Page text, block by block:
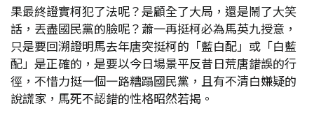
果最終證實柯犯了法呢？是顧全了大局，還是鬧了大笑
話，丟盡國民黨的臉呢？蕭一再挺柯必為馬英九授意，
只是要回溯證明馬去年唐突挺柯的「藍白配」或「白藍
配」是正確的，是要以今日場景平反昔日荒唐錯誤的行
徑，不惜力挺一個一路糟蹋國民黨，且有不清白嫌疑的
說謊家，馬死不認錯的性格昭然若揭。